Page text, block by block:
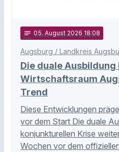
notes 05. August 2026 18:08
Augsburg / Landkreis
Die duale
Wirtschaftsraum
Trend
Diese Entwicklungen
vor dem Start Die duale
konjunkturellen Krise
Wochen vor dem